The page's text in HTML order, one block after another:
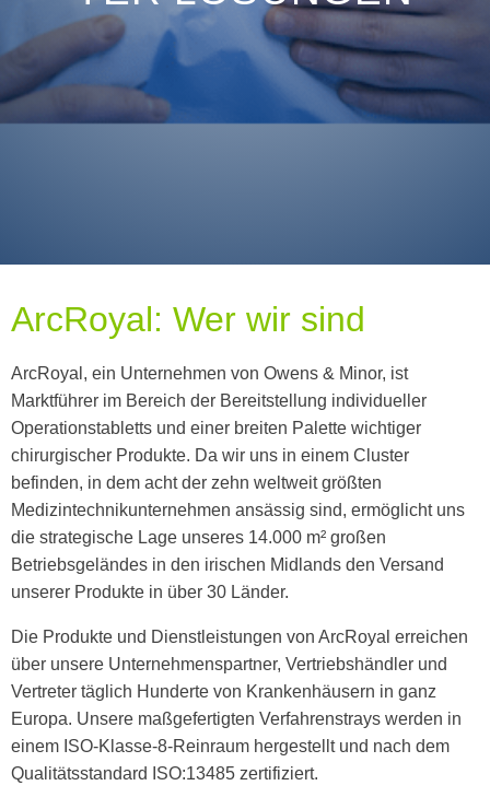
the
and
arrows
to
to
Touch
users
can
use
touch
swipe
ArcRoyal: Wer wir sind
ArcRoyal, ein Unternehmen von Owens & Minor, ist
Marktführer im Bereich der Bereitstellung individueller
Operationstabletts und einer breiten Palette wichtiger
chirurgischer Produkte. Da wir uns in einem Cluster
befinden, in dem acht der zehn weltweit größten
Medizintechnikunternehmen ansässig sind, ermöglicht uns
die strategische Lage unseres 14.000 m² großen
Betriebsgeländes in den irischen Midlands den Versand
unserer Produkte in über 30 Länder.
Die Produkte und Dienstleistungen von ArcRoyal erreichen
über unsere Unternehmenspartner, Vertriebshändler und
Vertreter täglich Hunderte von Krankenhäusern in ganz
Europa. Unsere maßgefertigten Verfahrenstrays werden in
einem ISO-Klasse-8-Reinraum hergestellt und nach dem
Qualitätsstandard ISO:13485 zertifiziert.